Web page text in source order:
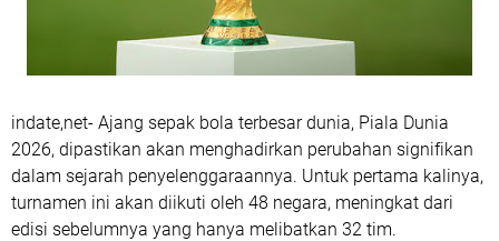
indate,net- Ajang sepak bola terbesar dunia, Piala Dunia
2026, dipastikan akan menghadirkan perubahan signifikan
dalam sejarah penyelenggaraannya. Untuk pertama kalinya,
turnamen ini akan diikuti oleh 48 negara, meningkat dari
edisi sebelumnya yang hanya melibatkan 32 tim.